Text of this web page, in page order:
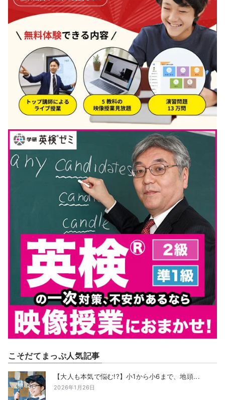
こそだてまっぷ人気記事
【大人も本気で悩む!?】小1から小6まで、地頭...
2026年1月26日